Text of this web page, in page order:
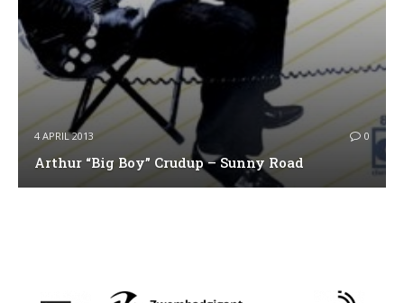
4 APRIL 2013 0
Arthur “Big Boy” Crudup – Sunny Road